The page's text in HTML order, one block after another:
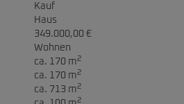
Kauf
Haus
349.000,00 €
Wohnen
ca. 170 m2
ca. 170 m2
ca. 713 m2
2